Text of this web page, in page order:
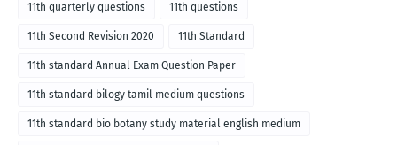
11th quarterly questions 11th questions
11th Second Revision 2020 11th Standard
11th standard Annual Exam Question Paper
11th standard bilogy tamil medium questions
11th standard bio botany study material english medium